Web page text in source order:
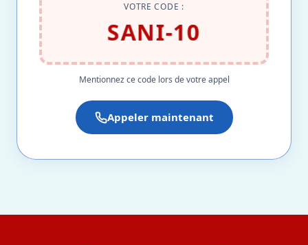
VOTRE CODE :
SANI-10
Mentionnez ce code lors de votre appel
Appeler maintenant